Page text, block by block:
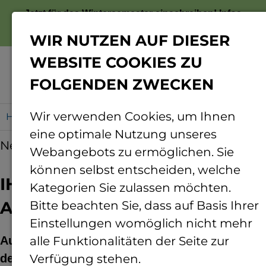
Jetzt für das Wintersemester einschreiben!Infos
Home IHK-Preis 2020 für zwei TH-Absolventen
News 12.02.2021
IHK-Preis 2020 für zwei TH-
Absolventen
Ausgezeichnet wurden Abschlussarbeiten in
den Studiengängen Mechatronik und
WIR NUTZEN AUF DIESER
WEBSITE COOKIES ZU
FOLGENDEN ZWECKEN
Wir verwenden Cookies, um Ihnen
eine optimale Nutzung unseres
Webangebots zu ermöglichen. Sie
können selbst entscheiden, welche
Kategorien Sie zulassen möchten.
Bitte beachten Sie, dass auf Basis Ihrer
Einstellungen womöglich nicht mehr
alle Funktionalitäten der Seite zur
Verfügung stehen.